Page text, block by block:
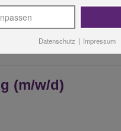
(m/w/d)
Datenschutz | Impressum